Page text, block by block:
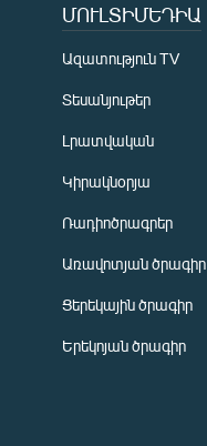
ՄՈՒԼՏԻՄԵԴԻԱ
Ազատություն TV
Տեսանյութեր
Լրատվական
Կիրակնօրյա
Ռադիոծրագրեր
Առավոտյան ծրագիր
Ցերեկային ծրագիր
Երեկոյան ծրագիր